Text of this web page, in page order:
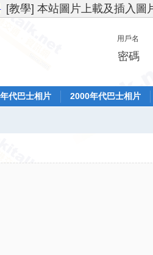
[教學] 本站圖片上載及插入圖
用戶名
密碼
代巴士相片 2000年代巴士相片